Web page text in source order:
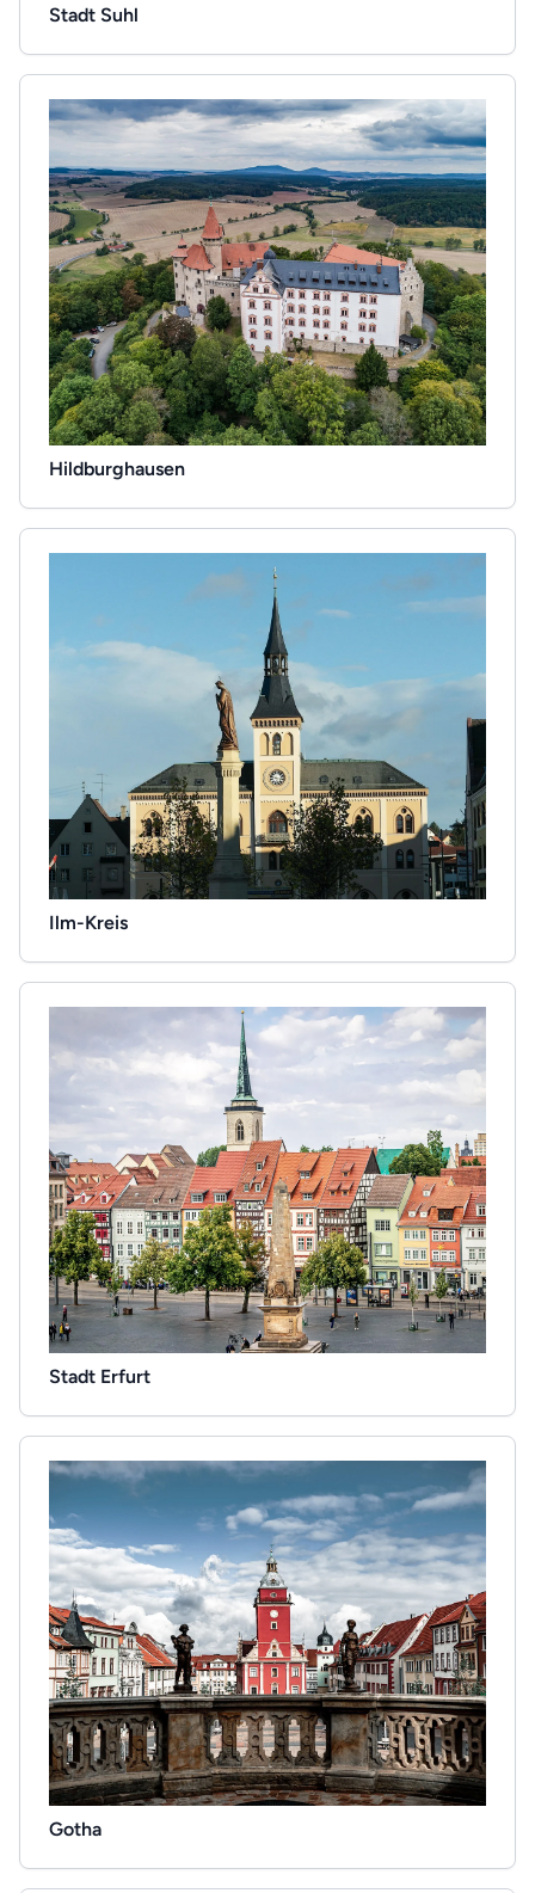
Stadt Suhl
Hildburghausen
Ilm-Kreis
Stadt Erfurt
Gotha